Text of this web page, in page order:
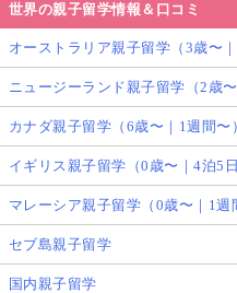
世界の親子留学情報＆口コミ
オーストラリア親子留学（3歳〜｜
ニュージーランド親子留学（2歳〜
カナダ親子留学（6歳〜｜1週間〜）
イギリス親子留学（0歳〜｜4泊5日
マレーシア親子留学（0歳〜｜1週
セブ島親子留学
国内親子留学